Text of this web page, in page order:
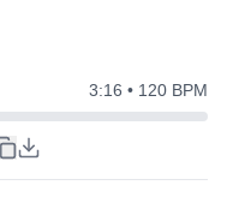
3:16 • 120 BPM